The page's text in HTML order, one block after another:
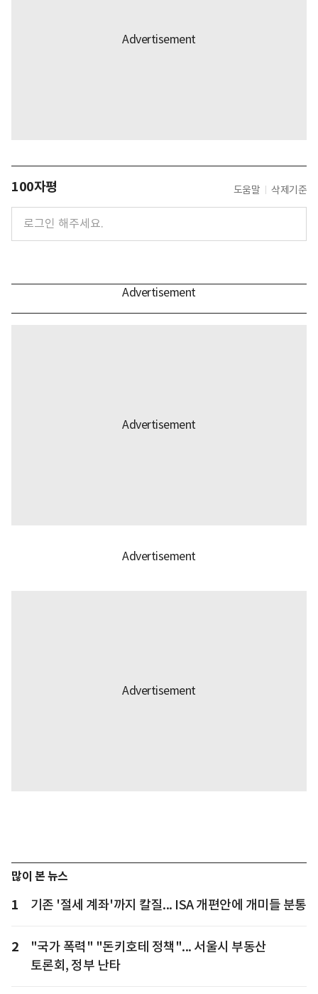
100자평 도움말 삭제기준
많이 본 뉴스
1 기존 '절세 계좌'까지 칼질... ISA 개편안에 개미들 분통
2
"국가 폭력" "돈키호테 정책"... 서울시 부동산
토론회, 정부 난타